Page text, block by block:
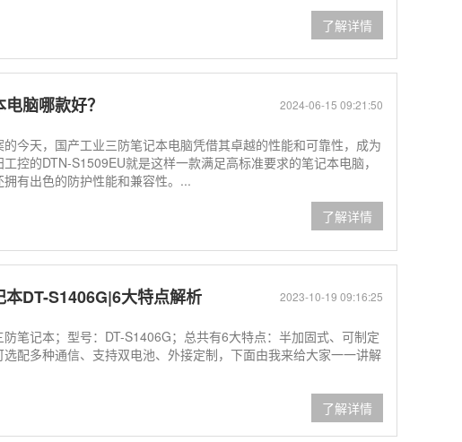
了解详情
2024-06-15 09:21:50
脑哪款好？
今天，国产工业三防笔记本电脑凭借其卓越的性能和可靠性，成为
控的DTN-S1509EU就是这样一款满足高标准要求的笔记本电脑，
有出色的防护性能和兼容性。...
了解详情
2023-10-19 09:16:25
DT-S1406G|6大特点解析
笔记本；型号：DT-S1406G；总共有6大特点：半加固式、可制定
配多种通信、支持双电池、外接定制，下面由我来给大家一一讲解
了解详情